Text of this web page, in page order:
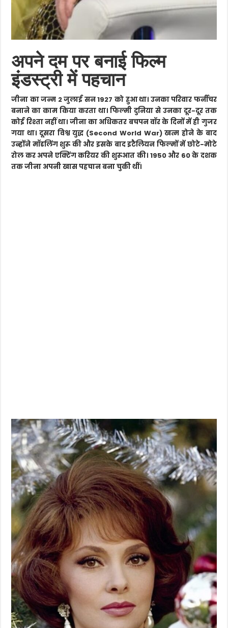
अपने दम पर बनाई फिल्म
इंडस्ट्री में पहचान
जीना का जन्म 2 जुलाई सन 1927 को हुआ था। उनका परिवार फर्नीचर
बनाने का काम किया करता था। फिल्मी दुनिया से उनका दूर-दूर तक
कोई रिश्ता नहीं था। जीना का अधिकतर बचपन वॉर के दिनों में ही गुजर
गया था। दूसरा विश्व युद्ध (Second World War) खत्म होने के बाद
उन्होंने मॉडलिंग शुरू की और इसके बाद इटैलियन फिल्मों में छोटे-मोटे
रोल कर अपने एक्टिंग करियर की शुरूआत की। 1950 और 60 के दशक
तक जीना अपनी खास पहचान बना चुकी थीं।